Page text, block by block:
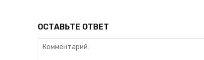
ОСТАВЬТЕ ОТВЕТ